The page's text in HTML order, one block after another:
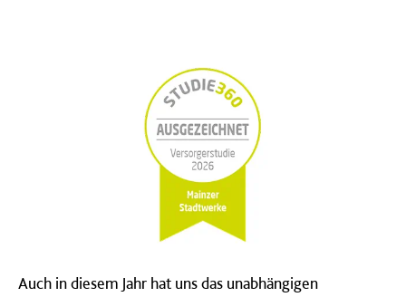
Auch in diesem Jahr hat uns das unabhängigen